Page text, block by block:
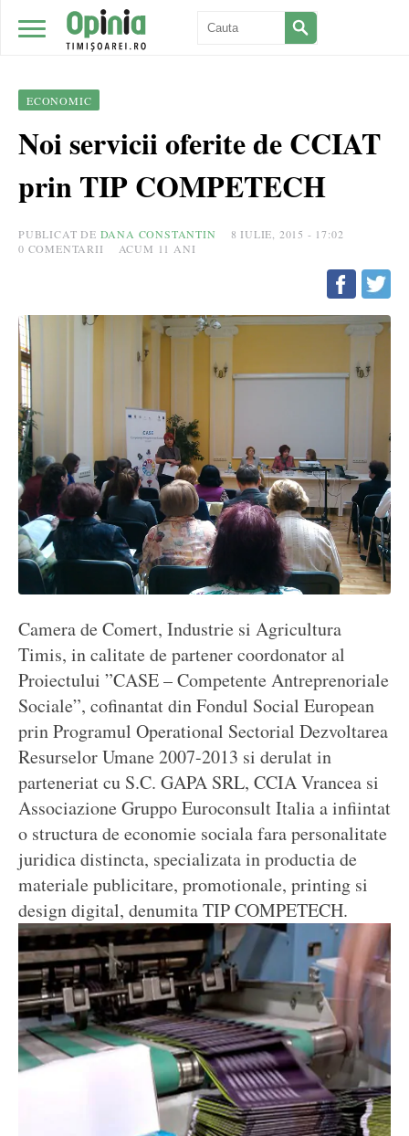
ECONOMIC
Noi servicii oferite de CCIAT
prin TIP COMPETECH
PUBLICAT DE DANA CONSTANTIN
8 IULIE, 2015 - 17:02
0 COMENTARII ACUM 11 ANI
Camera de Comert, Industrie si Agricultura
Timis, in calitate de partener coordonator al
Proiectului ”CASE – Competente Antreprenoriale
Sociale”, cofinantat din Fondul Social European
prin Programul Operational Sectorial Dezvoltarea
Resurselor Umane 2007-2013 si derulat in
parteneriat cu S.C. GAPA SRL, CCIA Vrancea si
Associazione Gruppo Euroconsult Italia a infiintat
o structura de economie sociala fara personalitate
juridica distincta, specializata in productia de
materiale publicitare, promotionale, printing si
design digital, denumita TIP COMPETECH.